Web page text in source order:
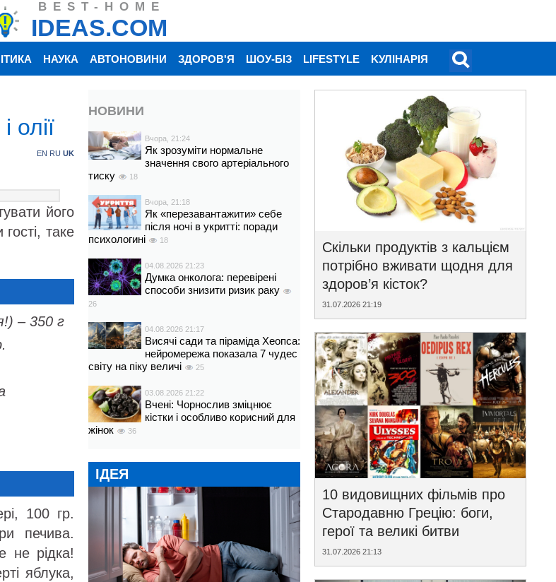
BEST-HOME
IDEAS.COM
НАУКА АВТОНОВИНИ ЗДОРОВ'Я ШОУ-БІЗ LIFESTYLE KУЛІНАРІЯ
олії
EN RU UK
його
таке
– 350 г
100 гр.
печива.
не рідка!
яблука,
НОВИНИ
Вчора, 21:24
Як зрозуміти нормальне
значення свого артеріального
тиску
18
Вчора, 21:18
Як «перезавантажити» себе
після ночі в укритті: поради
психологині
18
04.08.2026 21:23
Думка онколога: перевірені
способи знизити ризик раку
26
04.08.2026 21:17
Висячі сади та піраміда Хеопса:
нейромережа показала 7 чудес
світу на піку величі
25
03.08.2026 21:22
Вчені: Чорнослив зміцнює
кістки і особливо корисний для
жінок
36
ІДЕЯ
Скільки продуктів з кальцієм
потрібно вживати щодня для
здоров’я кісток?
31.07.2026 21:19
10 видовищних фільмів про
Стародавню Грецію: боги,
герої та великі битви
31.07.2026 21:13